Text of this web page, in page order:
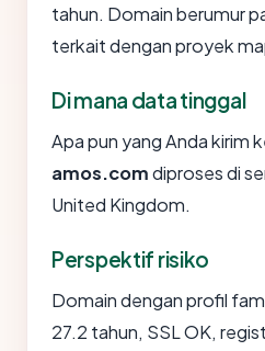
tahun. Domain berumur
terkait dengan proyek
Di mana data tinggal
Apa pun yang Anda kirim
amos.comdiproses di
United Kingdom.
Perspektif risiko
Domain dengan profil
27.2 tahun, SSL OK,